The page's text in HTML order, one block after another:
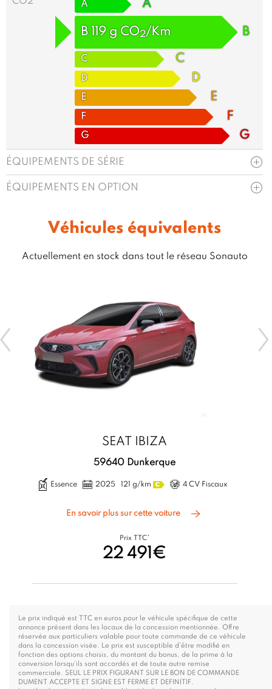
A A
B119 g CO2/Km B
C C
D D
E E
F F
G G
ÉQUIPEMENTS DE SÉRIE
ÉQUIPEMENTS EN OPTION
Véhicules équivalents
Actuellement en stock dans tout le réseau Sonauto
SEAT IBIZA
59640 Dunkerque
Essence 2025 121 g/km 4 CV Fiscaux
En savoir plus sur cette voiture
Prix TTC*
22 491€
Le prix indiqué est TTC en euros pour le véhicule spécifique de cette
annonce présent dans les locaux de la concession mentionnée. Offre
réservée aux particuliers valable pour toute commande de ce véhicule
dans la concession visée. Le prix est susceptible d’être modifié en
fonction des options choisis, du montant du bonus, de la prime à la
conversion lorsqu’ils sont accordés et de toute autre remise
commerciale. SEUL LE PRIX FIGURANT SUR LE BON DE COMMANDE
DUMENT ACCEPTE ET SIGNE EST FERME ET DEFINITIF.